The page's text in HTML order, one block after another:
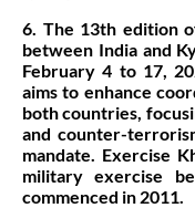
6. The 13th edition
between India and
February 4 to 17,
aims to enhance
both countries,
and counter-
mandate. Exercise
military exercise
commenced in 2011.